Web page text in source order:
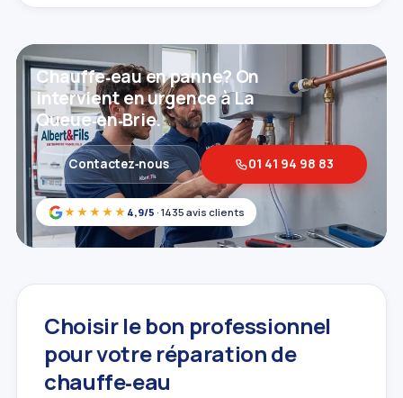
★★★★★ 4,9/5 · 1435 avis clients
Chauffe‑eau en panne? On
intervient en urgence à La
Queue‑en‑Brie.
Contactez‑nous 01 41 94 98 83
Choisir le bon professionnel
pour votre réparation de
chauffe‑eau